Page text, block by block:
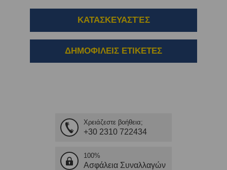
ΚΑΤΑΣΚΕΥΑΣΤΈΣ
ΔΗΜΟΦΙΛΕΙΣ ΕΤΙΚΕΤΕΣ
Χρειάζεστε βοήθεια;
+30 2310 722434
100%
Ασφάλεια Συναλλαγών